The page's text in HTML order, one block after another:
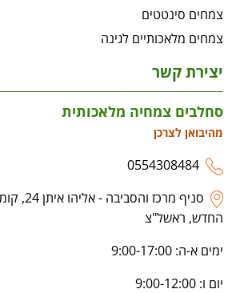
צמחים סינטטים
צמחים מלאכותיים לגינה
יצירת קשר
סחלבים צמחיה מלאכותית
מהיבואן לצרכן
0554308484
החדש, ראשל"צ
ימים א-ה: 9:00-17:00
יום ו: 9:00-12:00